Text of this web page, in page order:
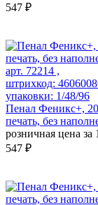
547 ₽
арт. 72214 ,
штрихкод:
упаковки: 1/48/96
Пенал Феникс+,
печать, без
розничная цена за
547 ₽